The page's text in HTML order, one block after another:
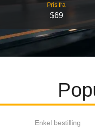
Pris fra
$69
Enkel bestilling